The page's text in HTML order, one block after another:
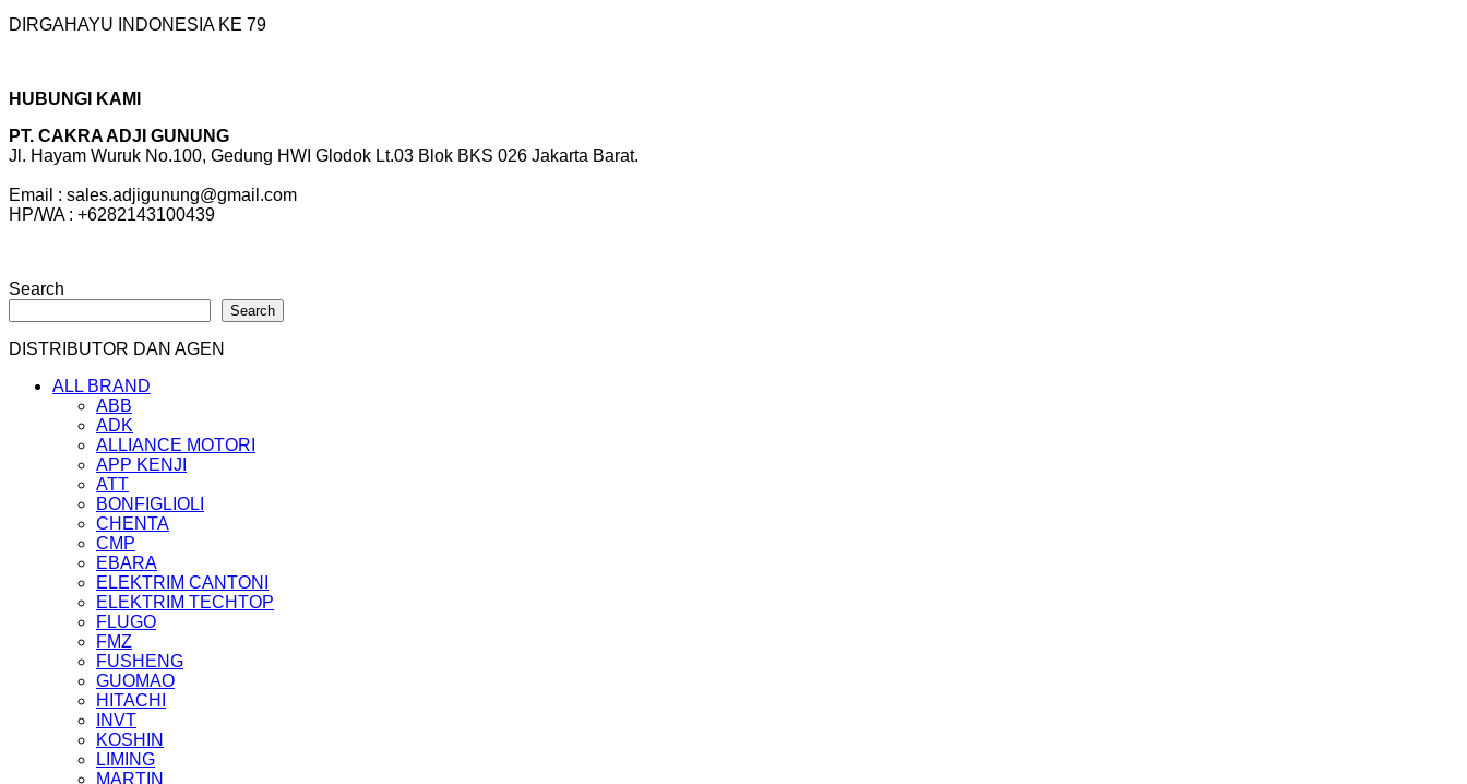
DIRGAHAYU INDONESIA KE 79
HUBUNGI KAMI
PT. CAKRA ADJI GUNUNG
Jl. Hayam Wuruk No.100, Gedung HWI Glodok Lt.03 Blok BKS 026 Jakarta Barat.
Email : sales.adjigunung@gmail.com
HP/WA : +6282143100439
Search
Search
DISTRIBUTOR DAN AGEN
ALL BRAND
ABB
ADK
ALLIANCE MOTORI
APP KENJI
ATT
BONFIGLIOLI
CHENTA
CMP
EBARA
ELEKTRIM CANTONI
ELEKTRIM TECHTOP
FLUGO
FMZ
FUSHENG
GUOMAO
HITACHI
INVT
KOSHIN
LIMING
MARTIN